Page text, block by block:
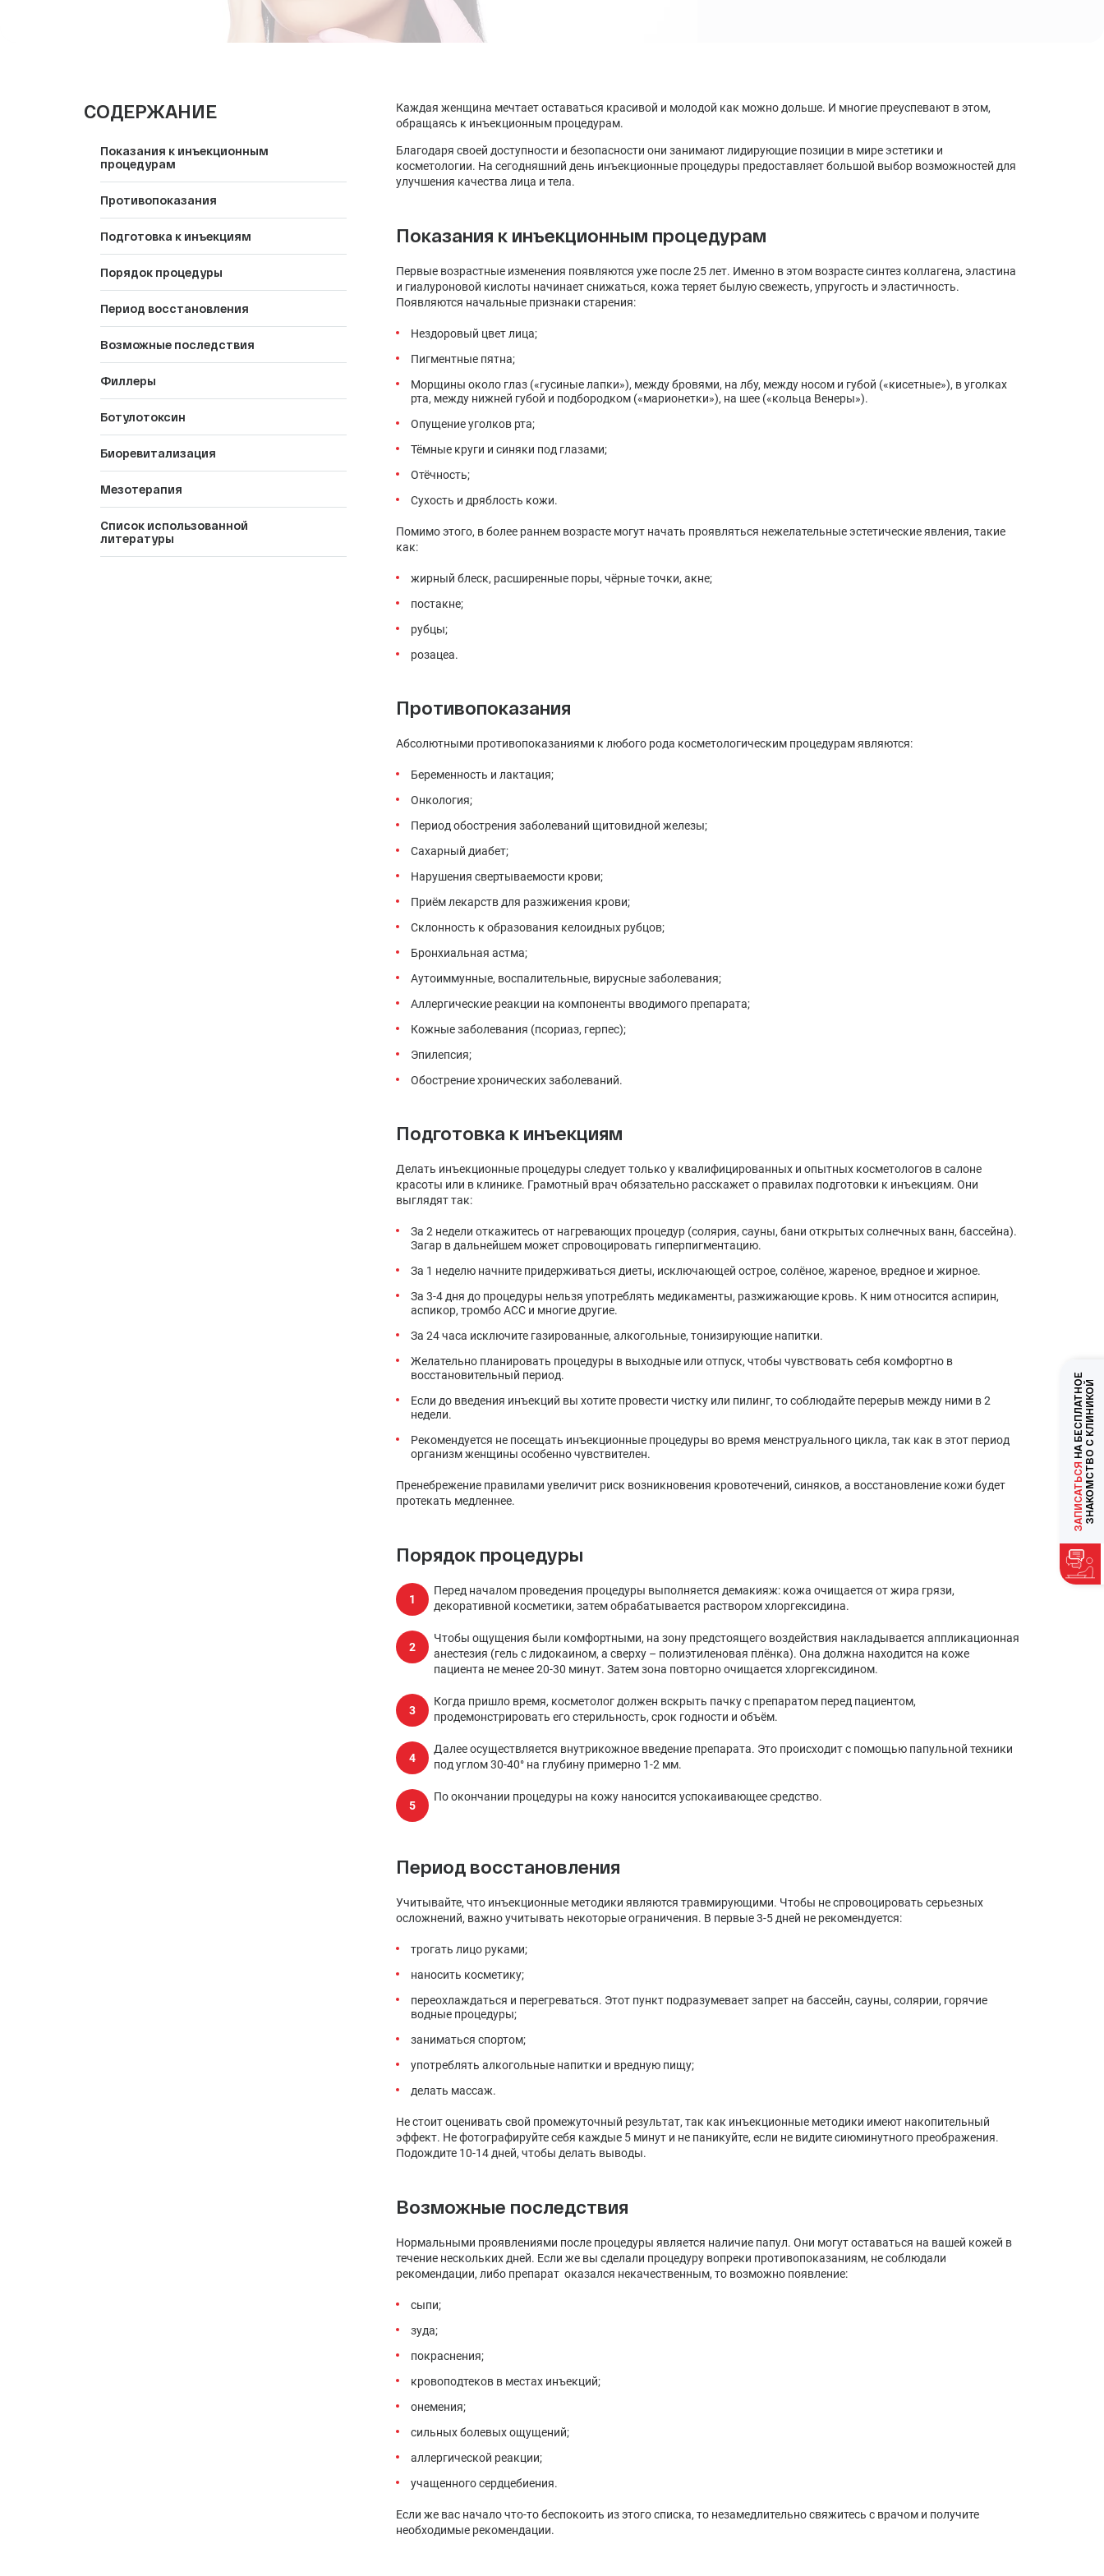
Лечение климакса
СОДЕРЖАНИЕ
Показания к инъекционным
процедурам
Противопоказания
Подготовка к инъекциям
Порядок процедуры
Период восстановления
Возможные последствия
Филлеры
Ботулотоксин
Биоревитализация
Мезотерапия
Список использованной
литературы
Каждая женщина мечтает оставаться красивой и молодой как можно дольше. И многие преуспевают в этом,
обращаясь к инъекционным процедурам.
Благодаря своей доступности и безопасности они занимают лидирующие позиции в мире эстетики и
косметологии. На сегодняшний день инъекционные процедуры предоставляет большой выбор возможностей для
улучшения качества лица и тела.
Показания к инъекционным процедурам
Первые возрастные изменения появляются уже после 25 лет. Именно в этом возрасте синтез коллагена, эластина
и гиалуроновой кислоты начинает снижаться, кожа теряет былую свежесть, упругость и эластичность.
Появляются начальные признаки старения:
Нездоровый цвет лица;
Пигментные пятна;
Морщины около глаз («гусиные лапки»), между бровями, на лбу, между носом и губой («кисетные»), в уголках
рта, между нижней губой и подбородком («марионетки»), на шее («кольца Венеры»).
Опущение уголков рта;
Тёмные круги и синяки под глазами;
Отёчность;
Сухость и дряблость кожи.
Помимо этого, в более раннем возрасте могут начать проявляться нежелательные эстетические явления, такие
как:
жирный блеск, расширенные поры, чёрные точки, акне;
постакне;
рубцы;
розацеа.
Противопоказания
Абсолютными противопоказаниями к любого рода косметологическим процедурам являются:
Беременность и лактация;
Онкология;
Период обострения заболеваний щитовидной железы;
Сахарный диабет;
Нарушения свертываемости крови;
Приём лекарств для разжижения крови;
Склонность к образования келоидных рубцов;
Бронхиальная астма;
Аутоиммунные, воспалительные, вирусные заболевания;
Аллергические реакции на компоненты вводимого препарата;
Кожные заболевания (псориаз, герпес);
Эпилепсия;
Обострение хронических заболеваний.
Подготовка к инъекциям
Делать инъекционные процедуры следует только у квалифицированных и опытных косметологов в салоне
красоты или в клинике. Грамотный врач обязательно расскажет о правилах подготовки к инъекциям. Они
выглядят так:
За 2 недели откажитесь от нагревающих процедур (солярия, сауны, бани открытых солнечных ванн, бассейна).
Загар в дальнейшем может спровоцировать гиперпигментацию.
За 1 неделю начните придерживаться диеты, исключающей острое, солёное, жареное, вредное и жирное.
За 3-4 дня до процедуры нельзя употреблять медикаменты, разжижающие кровь. К ним относится аспирин,
аспикор, тромбо АСС и многие другие.
За 24 часа исключите газированные, алкогольные, тонизирующие напитки.
Желательно планировать процедуры в выходные или отпуск, чтобы чувствовать себя комфортно в
восстановительный период.
Если до введения инъекций вы хотите провести чистку или пилинг, то соблюдайте перерыв между ними в 2
недели.
Рекомендуется не посещать инъекционные процедуры во время менструального цикла, так как в этот период
организм женщины особенно чувствителен.
Пренебрежение правилами увеличит риск возникновения кровотечений, синяков, а восстановление кожи будет
протекать медленнее.
Порядок процедуры
Перед началом проведения процедуры выполняется демакияж: кожа очищается от жира грязи,
декоративной косметики, затем обрабатывается раствором хлоргексидина.
Чтобы ощущения были комфортными, на зону предстоящего воздействия накладывается аппликационная
анестезия (гель с лидокаином, а сверху – полиэтиленовая плёнка). Она должна находится на коже
пациента не менее 20-30 минут. Затем зона повторно очищается хлоргексидином.
Когда пришло время, косметолог должен вскрыть пачку с препаратом перед пациентом,
продемонстрировать его стерильность, срок годности и объём.
Далее осуществляется внутрикожное введение препарата. Это происходит с помощью папульной техники
под углом 30-40° на глубину примерно 1-2 мм.
По окончании процедуры на кожу наносится успокаивающее средство.
Период восстановления
Учитывайте, что инъекционные методики являются травмирующими. Чтобы не спровоцировать серьезных
осложнений, важно учитывать некоторые ограничения. В первые 3-5 дней не рекомендуется:
трогать лицо руками;
наносить косметику;
переохлаждаться и перегреваться. Этот пункт подразумевает запрет на бассейн, сауны, солярии, горячие
водные процедуры;
заниматься спортом;
употреблять алкогольные напитки и вредную пищу;
делать массаж.
Не стоит оценивать свой промежуточный результат, так как инъекционные методики имеют накопительный
эффект. Не фотографируйте себя каждые 5 минут и не паникуйте, если не видите сиюминутного преображения.
Подождите 10-14 дней, чтобы делать выводы.
Возможные последствия
Нормальными проявлениями после процедуры является наличие папул. Они могут оставаться на вашей кожей в
течение нескольких дней. Если же вы сделали процедуру вопреки противопоказаниям, не соблюдали
рекомендации, либо препарат оказался некачественным, то возможно появление:
сыпи;
зуда;
покраснения;
кровоподтеков в местах инъекций;
онемения;
сильных болевых ощущений;
аллергической реакции;
учащенного сердцебиения.
Если же вас начало что-то беспокоить из этого списка, то незамедлительно свяжитесь с врачом и получите
необходимые рекомендации.
ЗАПИСАТЬСЯ
НА БЕСПЛАТНОЕЗНАКОМСТВО С КЛИНИКОЙ